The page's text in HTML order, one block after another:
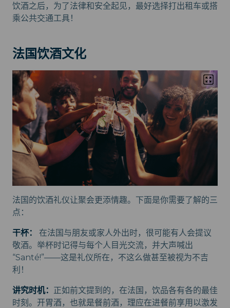
饮酒之后，为了法律和安全起见，最好选择打出租车或搭
乘公共交通工具！
法国饮酒文化
法国的饮酒礼仪让聚会更添情趣。下面是你需要了解的三
点：
干杯： 在法国与朋友或家人外出时，很可能有人会提议
敬酒。举杯时记得与每个人目光交流，并大声喊出
“Santé!”——这是礼仪所在，不这么做甚至被视为不吉
利！
讲究时机： 正如前文提到的，在法国，饮品各有各的最佳
时刻。开胃酒，也就是餐前酒，理应在进餐前享用以激发